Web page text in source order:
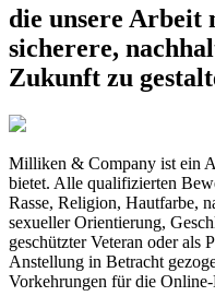
die unsere Arbeit
sicherere,
Zukunft zu
Milliken & Company ist ein
bietet. Alle qualifizierten
Rasse, Religion, Hautfarbe,
sexueller Orientierung,
geschützter Veteran oder als
Anstellung in Betracht
Vorkehrungen für die